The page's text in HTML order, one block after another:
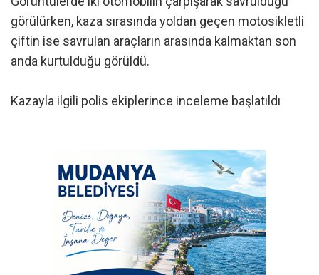
görülürken, kaza sırasında yoldan geçen motosikletli
çiftin ise savrulan araçların arasında kalmaktan son
anda kurtulduğu görüldü.
Kazayla ilgili polis ekiplerince inceleme başlatıldı